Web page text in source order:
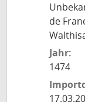
de
Jahr:
1474